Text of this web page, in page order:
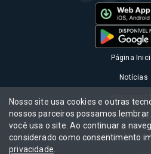
Página
Notícias
Política de
Nosso site usa cookies e outras
nossos parceiros possamos
você usa o site. Ao continuar a
considerado como consentimento
privacidade